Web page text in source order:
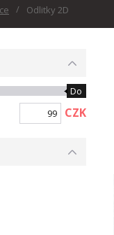
Odlitky 2D
Do
CZK